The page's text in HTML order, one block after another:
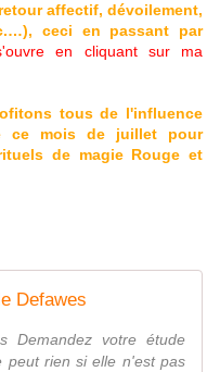
affectif, dévoilement,
ceci en passant par
en cliquant sur ma
tous de l'influence
ce mois de juillet pour
de magie Rouge et
Defawes
Demandez votre étude
peut rien si elle n'est pas